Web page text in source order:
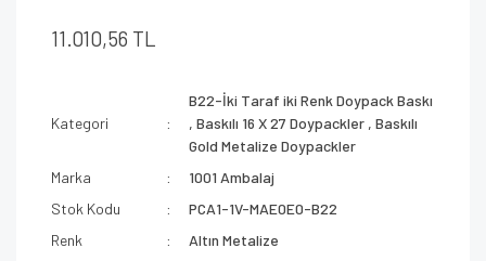
11.010,56 TL
Kategori
B22-İki Taraf iki Renk Doypack Baskı
,Baskılı 16 X 27 Doypackler ,Baskılı
Gold Metalize Doypackler
Marka
1001 Ambalaj
Stok Kodu
PCA1-1V-MAE0E0-B22
Renk
Altın Metalize